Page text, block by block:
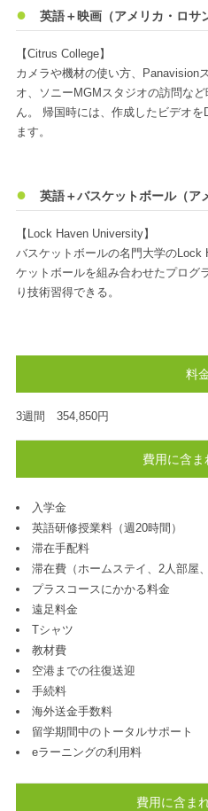
英語＋映画（アメリカ・ロサ
【Citrus College】
カメラや機材の使い方、Panavision
オ、ソニーMGMスタジオの訪問な
ん。 帰国時には、作成したビデオ
ます。
英語＋バスケットボール（ア
【Lock Haven University】
バスケットボールの名門大学のLock
ケットボールを組み合わせたプログ
り技術習得できる。
料
3週間 354,850円
費用に含ま
入学金
英語研修授業料（週20時間）
滞在手配料
滞在費（ホームステイ、2人部屋
プラスコースにかかる料金
遠足料金
Tシャツ
教材費
空港までの往復送迎
手続料
海外送金手数料
留学期間中のトータルサポート
eラーニングの利用料
費用に含ま